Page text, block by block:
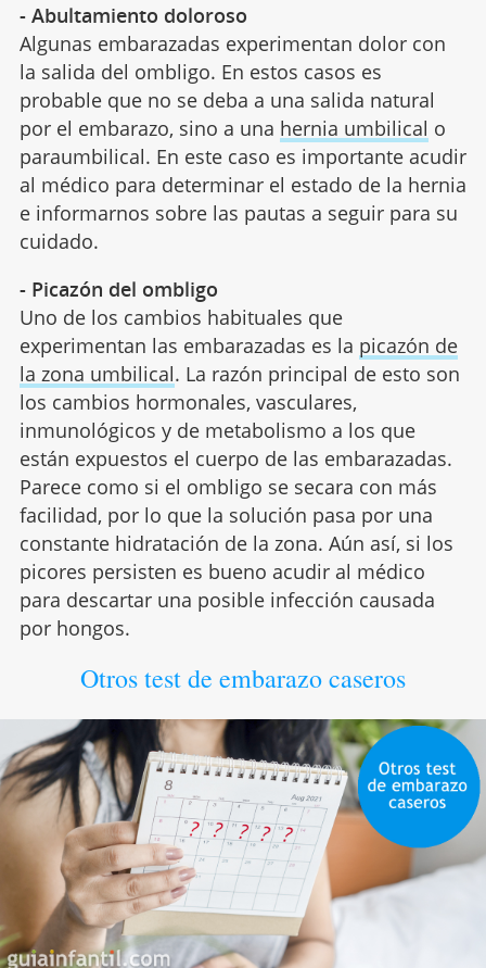
- Abultamiento doloroso
Algunas embarazadas experimentan dolor con
la salida del ombligo. En estos casos es
probable que no se deba a una salida natural
por el embarazo, sino a una hernia umbilical o
paraumbilical. En este caso es importante acudir
al médico para determinar el estado de la hernia
e informarnos sobre las pautas a seguir para su
cuidado.
- Picazón del ombligo
Uno de los cambios habituales que
experimentan las embarazadas es la picazón de
la zona umbilical. La razón principal de esto son
los cambios hormonales, vasculares,
inmunológicos y de metabolismo a los que
están expuestos el cuerpo de las embarazadas.
Parece como si el ombligo se secara con más
facilidad, por lo que la solución pasa por una
constante hidratación de la zona. Aún así, si los
picores persisten es bueno acudir al médico
para descartar una posible infección causada
por hongos.
Otros test de embarazo caseros